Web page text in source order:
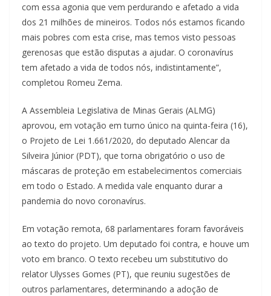
com essa agonia que vem perdurando e afetado a vida
dos 21 milhões de mineiros. Todos nós estamos ficando
mais pobres com esta crise, mas temos visto pessoas
gerenosas que estão disputas a ajudar. O coronavírus
tem afetado a vida de todos nós, indistintamente”,
completou Romeu Zema.
A Assembleia Legislativa de Minas Gerais (ALMG)
aprovou, em votação em turno único na quinta-feira (16),
o Projeto de Lei 1.661/2020, do deputado Alencar da
Silveira Júnior (PDT), que torna obrigatório o uso de
máscaras de proteção em estabelecimentos comerciais
em todo o Estado. A medida vale enquanto durar a
pandemia do novo coronavírus.
Em votação remota, 68 parlamentares foram favoráveis
ao texto do projeto. Um deputado foi contra, e houve um
voto em branco. O texto recebeu um substitutivo do
relator Ulysses Gomes (PT), que reuniu sugestões de
outros parlamentares, determinando a adoção de